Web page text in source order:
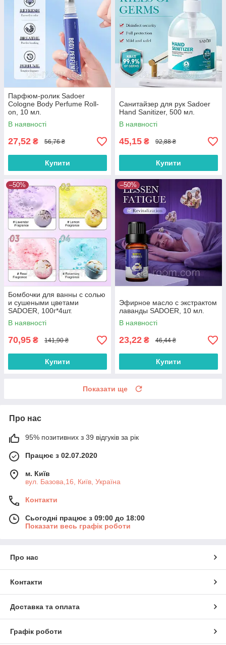
Парфюм-ролик Sadoer
Cologne Body Perfume Roll-
on, 10 мл.
В наявності
27,52 ₴ 56,76 ₴
Купити
Санитайзер для рук Sadoer
Hand Sanitizer, 500 мл.
В наявності
45,15 ₴ 92,88 ₴
Купити
–50%
Бомбочки для ванны с солью
и сушеными цветами
SADOER, 100г*4шт.
В наявності
70,95 ₴ 141,90 ₴
Купити
–50%
Эфирное масло с экстрактом
лаванды SADOER, 10 мл.
В наявності
23,22 ₴ 46,44 ₴
Купити
Показати ще
Про нас
95% позитивних з 39 відгуків за рік
Працює з 02.07.2020
м. Київ
вул. Базова,16, Київ, Україна
Контакти
Сьогодні працює з 09:00 до 18:00
Показати весь графік роботи
Про нас
Контакти
Доставка та оплата
Графік роботи